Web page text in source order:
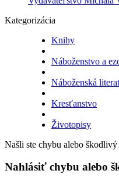
Kategorizácia
Knihy
Náboženstvo a
Náboženská
Kresťanstvo
Životopisy
Našli ste chybu alebo škodlivý
Nahlásiť chybu alebo